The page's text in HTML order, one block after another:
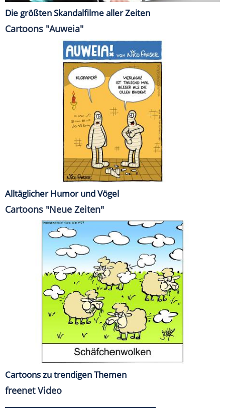
Die größten Skandalfilme aller Zeiten
Cartoons "Auweia"
Alltäglicher Humor und Vögel
Cartoons "Neue Zeiten"
Cartoons zu trendigen Themen
freenet Video